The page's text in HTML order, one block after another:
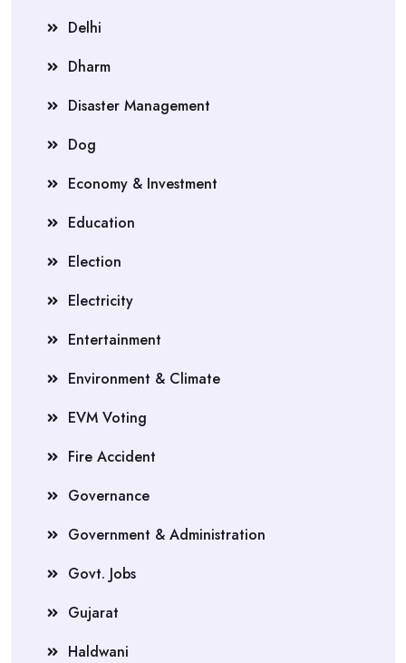
Delhi
Dharm
Disaster Management
Dog
Economy & Investment
Education
Election
Electricity
Entertainment
Environment & Climate
EVM Voting
Fire Accident
Governance
Government & Administration
Govt. Jobs
Gujarat
Haldwani